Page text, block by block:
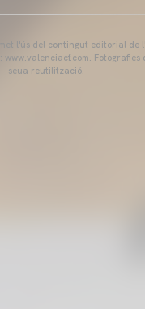
l'ús del contingut editorial
seua reutilització.